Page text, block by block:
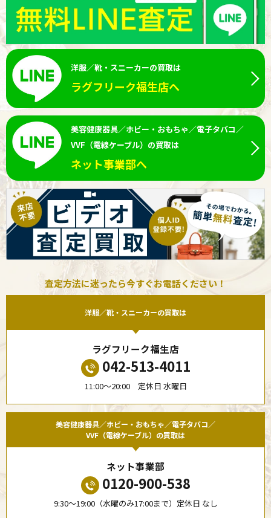
洋服／靴・スニーカーの買取は
ラグフリーク福生店へ
美容健康器具／ホビー・おもちゃ／電子タバコ／
VVF（電線ケーブル）の買取は
ネット事業部へ
査定方法に迷ったら今すぐお電話ください！
洋服／靴・スニーカーの買取は
ラグフリーク福生店
042-513-4011
11:00〜20:00 定休日 水曜日
美容健康器具／ホビー・おもちゃ／電子タバコ／
VVF（電線ケーブル）の買取は
ネット事業部
0120-900-538
9:30〜19:00（水曜のみ17:00まで）定休日 なし